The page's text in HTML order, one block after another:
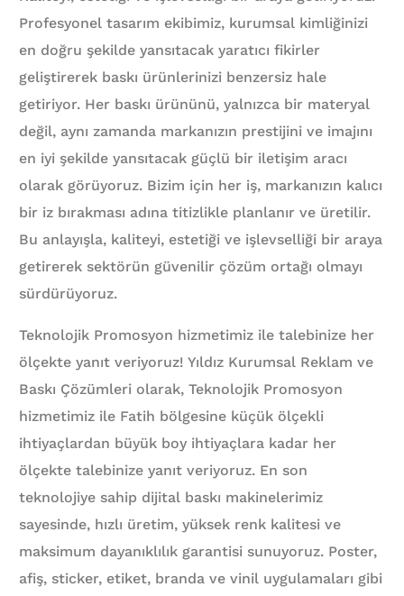
Profesyonel tasarım ekibimiz, kurumsal kimliğinizi
en doğru şekilde yansıtacak yaratıcı fikirler
geliştirerek baskı ürünlerinizi benzersiz hale
getiriyor. Her baskı ürününü, yalnızca bir materyal
değil, aynı zamanda markanızın prestijini ve imajını
en iyi şekilde yansıtacak güçlü bir iletişim aracı
olarak görüyoruz. Bizim için her iş, markanızın kalıcı
bir iz bırakması adına titizlikle planlanır ve üretilir.
Bu anlayışla, kaliteyi, estetiği ve işlevselliği bir araya
getirerek sektörün güvenilir çözüm ortağı olmayı
sürdürüyoruz.
Teknolojik Promosyon hizmetimiz ile talebinize her
ölçekte yanıt veriyoruz! Yıldız Kurumsal Reklam ve
Baskı Çözümleri olarak, Teknolojik Promosyon
hizmetimiz ile Fatih bölgesine küçük ölçekli
ihtiyaçlardan büyük boy ihtiyaçlara kadar her
ölçekte talebinize yanıt veriyoruz. En son
teknolojiye sahip dijital baskı makinelerimiz
sayesinde, hızlı üretim, yüksek renk kalitesi ve
maksimum dayanıklılık garantisi sunuyoruz. Poster,
afiş, sticker, etiket, branda ve vinil uygulamaları gibi